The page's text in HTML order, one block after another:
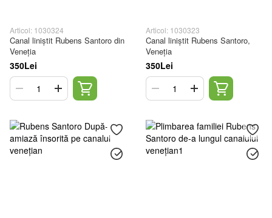
Articol: 1030324
Canal liniștit Rubens Santoro din
Veneția
350Lei
Articol: 1030323
Canal liniștit Rubens Santoro,
Veneția
350Lei